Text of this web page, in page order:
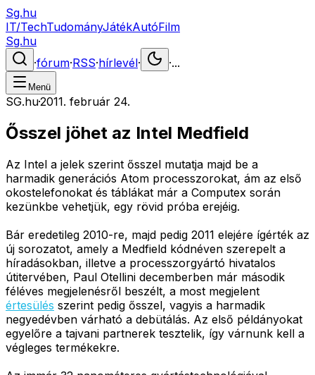
Sg.hu
IT/TechTudományJátékAutóFilm
Sg.hu
·fórum·RSS·hírlevél· ·...
Menü
SG.hu·2011. február 24.
Ősszel jöhet az Intel Medfield
Az Intel a jelek szerint ősszel mutatja majd be a
harmadik generációs Atom processzorokat, ám az első
okostelefonokat és táblákat már a Computex során
kezünkbe vehetjük, egy rövid próba erejéig.
Bár eredetileg 2010-re, majd pedig 2011 elejére ígérték az
új sorozatot, amely a Medfield kódnéven szerepelt a
híradásokban, illetve a processzorgyártó hivatalos
útitervében, Paul Otellini decemberben már második
féléves megjelenésről beszélt, a most megjelent
értesülés szerint pedig ősszel, vagyis a harmadik
negyedévben várható a debütálás. Az első példányokat
egyelőre a tajvani partnerek tesztelik, így várnunk kell a
végleges termékekre.